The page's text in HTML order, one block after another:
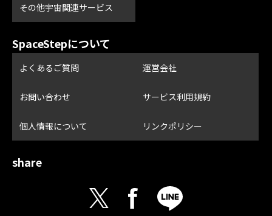
その他宇宙関連サービス
SpaceStepについて
よくあるご質問 運営会社
お問い合わせ サービス利用規約
個人情報について リンクポリシー
share